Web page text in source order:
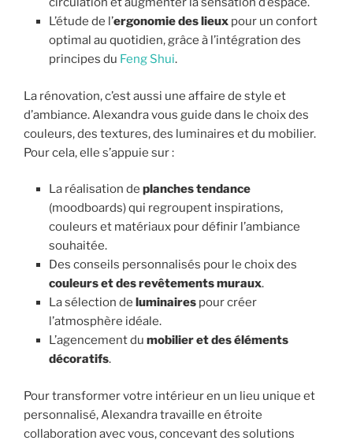
L’étude de l’ergonomie des lieux pour un confort
optimal au quotidien, grâce à l’intégration des
principes du Feng Shui.
La rénovation, c’est aussi une affaire de style et
d’ambiance. Alexandra vous guide dans le choix des
couleurs, des textures, des luminaires et du mobilier.
Pour cela, elle s’appuie sur :
La réalisation de planches tendance
(moodboards) qui regroupent inspirations,
couleurs et matériaux pour définir l’ambiance
souhaitée.
Des conseils personnalisés pour le choix des
couleurs et des revêtements muraux.
La sélection de luminaires pour créer
l’atmosphère idéale.
L’agencement du mobilier et des éléments
décoratifs.
Pour transformer votre intérieur en un lieu unique et
personnalisé, Alexandra travaille en étroite
collaboration avec vous, concevant des solutions